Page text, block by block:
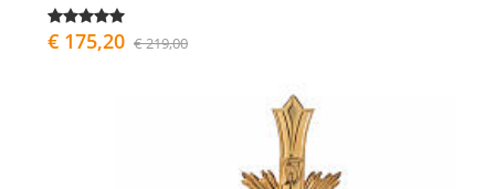
€ 175,20 € 219,00